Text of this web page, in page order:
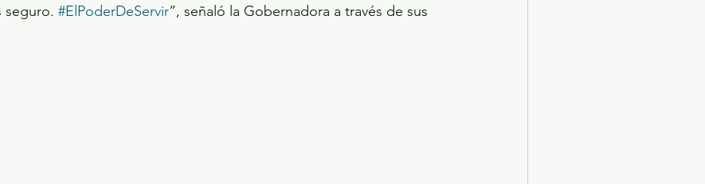
seguro. #ElPoderDeServir”, señaló la Gobernadora a través de sus